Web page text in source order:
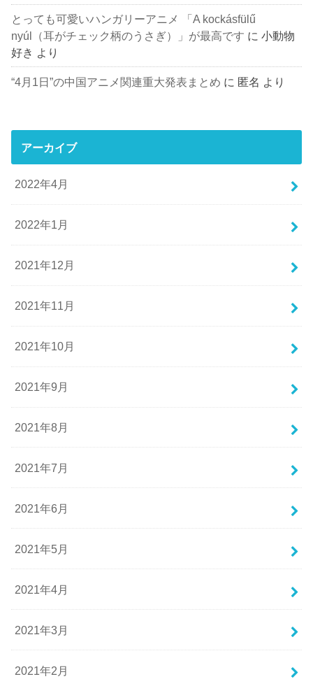
とっても可愛いハンガリーアニメ 「A kockásfülű
nyúl（耳がチェック柄のうさぎ）」が最高です に小動物
好き より
“4月1日”の中国アニメ関連重大発表まとめ に 匿名 より
アーカイブ
2022年4月
2022年1月
2021年12月
2021年11月
2021年10月
2021年9月
2021年8月
2021年7月
2021年6月
2021年5月
2021年4月
2021年3月
2021年2月